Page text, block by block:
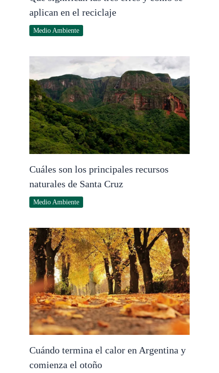
aplican en el reciclaje
Medio Ambiente
Cuáles son los principales recursos
naturales de Santa Cruz
Medio Ambiente
Cuándo termina el calor en Argentina y
comienza el otoño